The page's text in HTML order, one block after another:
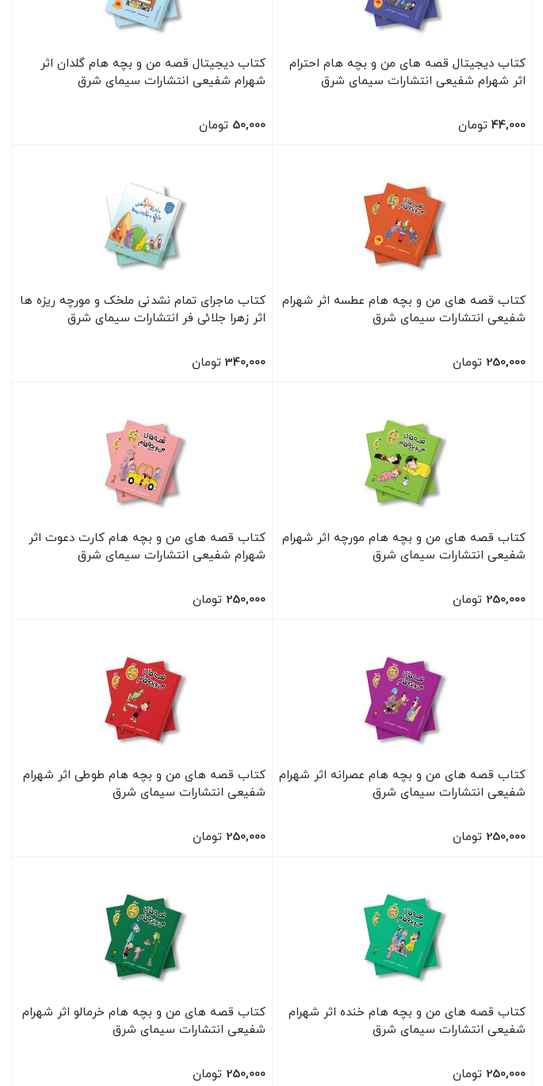
کتاب دیجیتال قصه های من و بچه هام احترام
اثر شهرام شفیعی انتشارات سیمای شرق
44,000 تومان
کتاب دیجیتال قصه من و بچه هام گلدان اثر
شهرام شفیعی انتشارات سیمای شرق
50,000 تومان
کتاب قصه های من و بچه هام عطسه اثر شهرام
شفیعی انتشارات سیمای شرق
250,000 تومان
کتاب ماجرای تمام نشدنی ملخک و مورچه ریزه ها
اثر زهرا جلائی فر انتشارات سیمای شرق
340,000 تومان
کتاب قصه های من و بچه هام مورچه اثر شهرام
شفیعی انتشارات سیمای شرق
250,000 تومان
کتاب قصه های من و بچه هام کارت دعوت اثر
شهرام شفیعی انتشارات سیمای شرق
250,000 تومان
کتاب قصه های من و بچه هام عصرانه اثر شهرام
شفیعی انتشارات سیمای شرق
250,000 تومان
کتاب قصه های من و بچه هام طوطی اثر شهرام
شفیعی انتشارات سیمای شرق
250,000 تومان
کتاب قصه های من و بچه هام خنده اثر شهرام
شفیعی انتشارات سیمای شرق
250,000 تومان
کتاب قصه های من و بچه هام خرمالو اثر شهرام
شفیعی انتشارات سیمای شرق
250,000 تومان